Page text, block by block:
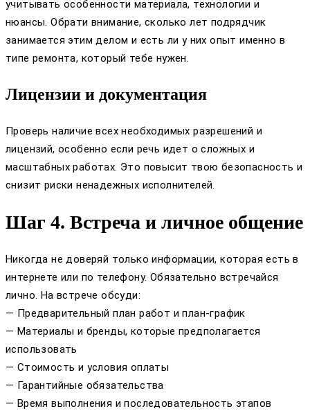
учитывать особенности материала, технологии и
нюансы. Обрати внимание, сколько лет подрядчик
занимается этим делом и есть ли у них опыт именно в
типе ремонта, который тебе нужен.
Лицензии и документация
Проверь наличие всех необходимых разрешений и
лицензий, особенно если речь идет о сложных и
масштабных работах. Это повысит твою безопасность и
снизит риски ненадежных исполнителей.
Шаг 4. Встреча и личное общение
Никогда не доверяй только информации, которая есть в
интернете или по телефону. Обязательно встречайся
лично. На встрече обсуди:
— Предварительный план работ и план-график
— Материалы и бренды, которые предполагается
использовать
— Стоимость и условия оплаты
— Гарантийные обязательства
— Время выполнения и последовательность этапов